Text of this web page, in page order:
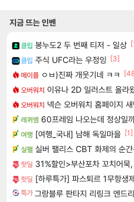
지금 뜨는 인벤
클립 봉누도2 두 번째 티저 - 일상
클립 주식 UFC라는 우정잉 [3]
메이플 ㅇㅂ)진짜 개웃기네 ㅋㅋ
오버워치 이유나 2D 일러스트 올라
오버워치 넥슨 오버워치 홈페이지
레퀴엠 60프레임 나오는데 정상일
여행 [여행_국내] 남해 독일마을 [1]
실팰 실버 팰리스 CBT 화제의 순간
핫딜 31%할인>부산포차 꼬치어
핫딜 [하루특가] 파스퇴르 1무항
특가